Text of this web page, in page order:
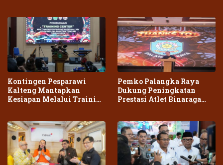
Kontingen Pesparawi
Kalteng Mantapkan
Kesiapan Melalui Training
Pemko Palangka Raya
Dukung Peningkatan
Prestasi Atlet Binaraga